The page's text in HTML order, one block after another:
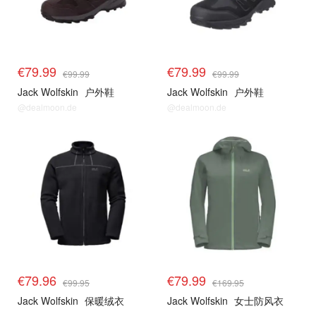
€79.99 €99.99
Jack Wolfskin 户外鞋
@dealmoon.de
€79.99 €99.99
Jack Wolfskin 户外鞋
@dealmoon.de
€79.96 €99.95
Jack Wolfskin 保暖绒衣
€79.99 €169.95
Jack Wolfskin 女士防风衣